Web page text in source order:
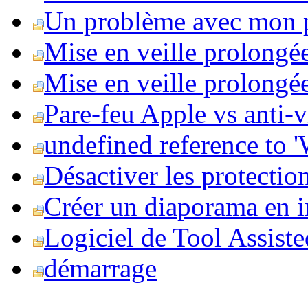
Un problème avec mon
Mise en veille
Mise en veille
Pare-feu Apple vs anti-
undefined reference to
Désactiver les
Créer un diaporama en
Logiciel de Tool
démarrage